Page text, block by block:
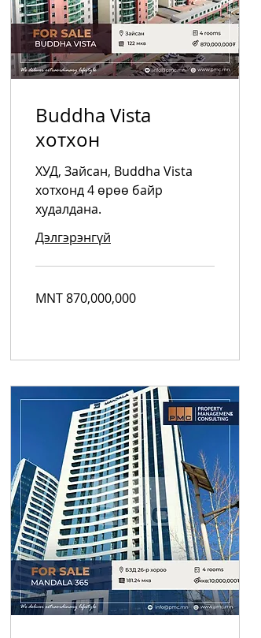
Buddha Vista
хотхон
ХУД, Зайсан, Buddha Vista
хотхонд 4 өрөө байр
худалдана.
Дэлгэрэнгүй
Mongolian
MNT 870,000,000